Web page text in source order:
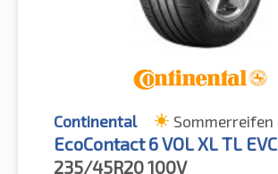
Continental Sommerreifen
EcoContact 6 VOL XL TL EVC
235/45R20100V